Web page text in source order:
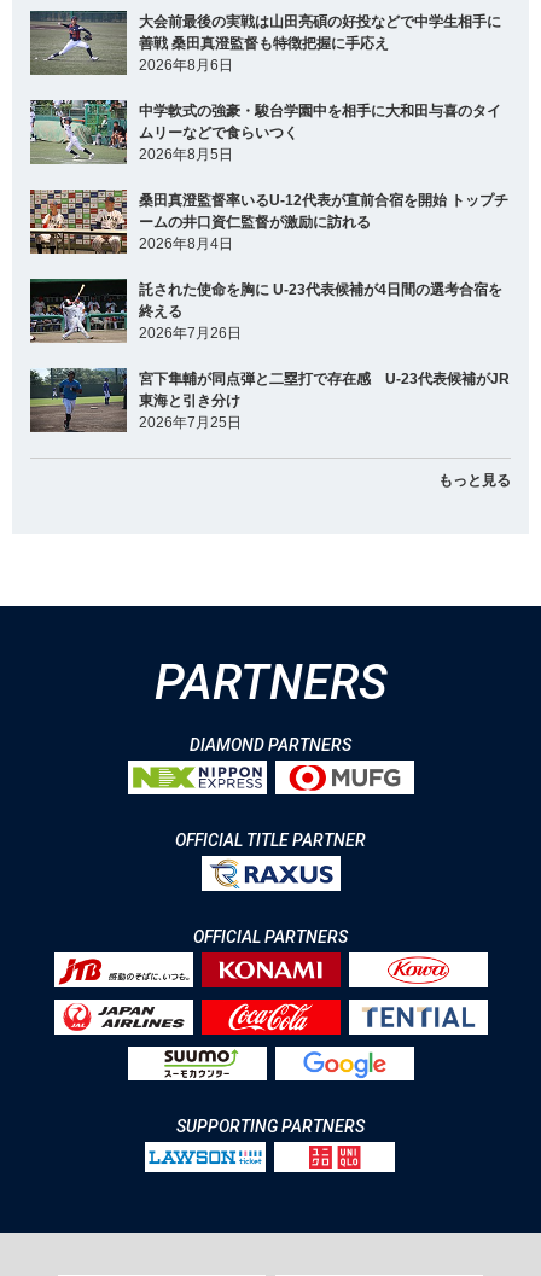
大会前最後の実戦は山田亮碩の好投などで中学生相手に
善戦 桑田真澄監督も特徴把握に手応え
2026年8月6日
中学軟式の強豪・駿台学園中を相手に大和田与喜のタイ
ムリーなどで食らいつく
2026年8月5日
桑田真澄監督率いるU-12代表が直前合宿を開始 トップチ
ームの井口資仁監督が激励に訪れる
2026年8月4日
託された使命を胸に U-23代表候補が4日間の選考合宿を
終える
2026年7月26日
宮下隼輔が同点弾と二塁打で存在感 U-23代表候補がJR
東海と引き分け
2026年7月25日
もっと見る
PARTNERS
DIAMOND PARTNERS
OFFICIAL TITLE PARTNER
OFFICIAL PARTNERS
SUPPORTING PARTNERS